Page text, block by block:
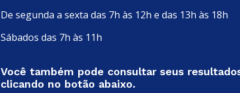
De segunda a sexta das 7h às 12h e das 13h às 18h
Sábados das 7h às 11h
Você também pode consultar seus
clicando no botão abaixo.